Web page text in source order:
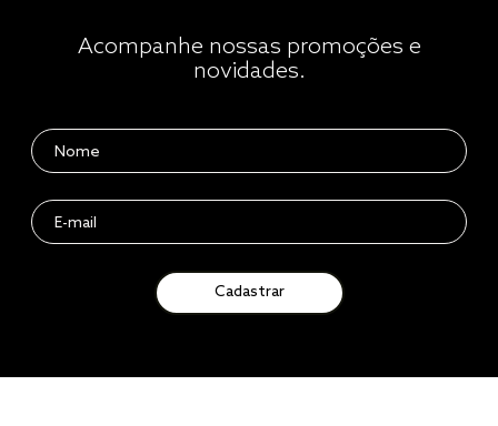
Acompanhe nossas promoções e
novidades.
Cadastrar